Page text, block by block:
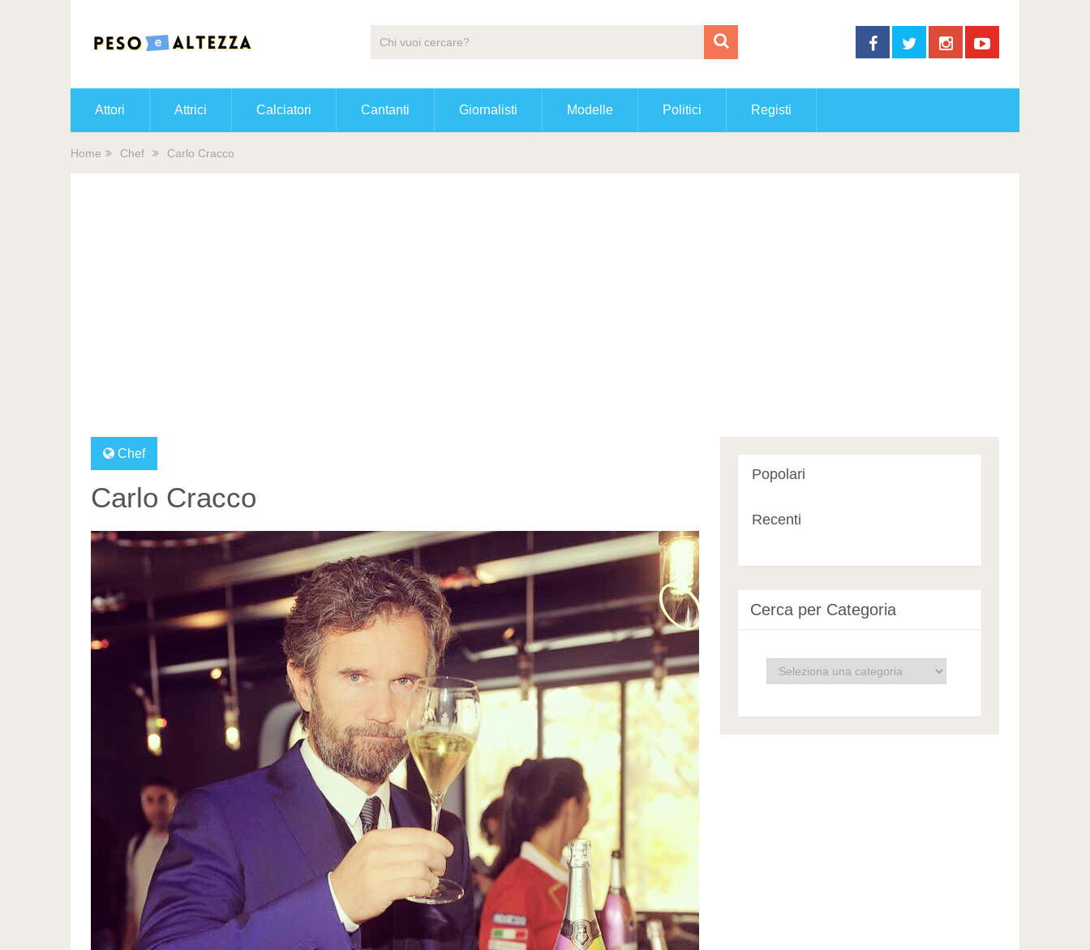
Attori Attrici Calciatori Cantanti Giornalisti Modelle Politici Registi
Home Chef Carlo Cracco
Chef
Carlo Cracco
Popolari
Recenti
Cerca per Categoria
Cerca
per